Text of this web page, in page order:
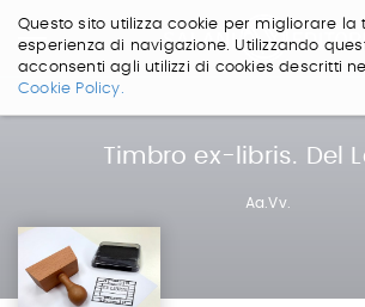
Questo sito utilizza cookie per migliorare la
esperienza di navigazione. Utilizzando
acconsenti agli utilizzi di cookies descritti
Cookie Policy.
Salta
Timbro ex-libris. Del
Aa.Vv.